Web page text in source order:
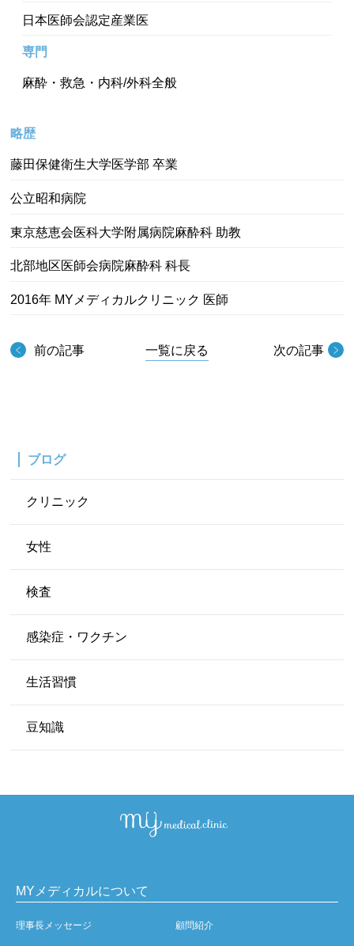
日本医師会認定産業医
専門
麻酔・救急・内科/外科全般
略歴
藤田保健衛生大学医学部 卒業
公立昭和病院
東京慈恵会医科大学附属病院麻酔科 助教
北部地区医師会病院麻酔科 科長
2016年 MYメディカルクリニック 医師
前の記事 一覧に戻る 次の記事
ブログ
クリニック
女性
検査
感染症・ワクチン
生活習慣
豆知識
MYメディカルについて
理事長メッセージ 顧問紹介